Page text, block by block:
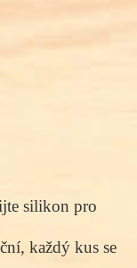
silikon pro
každý kus se